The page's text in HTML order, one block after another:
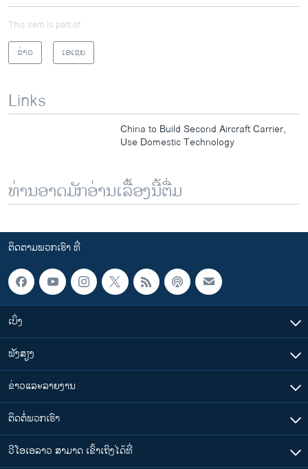
This item is part of
ຂ່າວ
ເອເຊຍ
Links
China to Build Second Aircraft Carrier,
Use Domestic Technology
ທ່ານອາດມັກອ່ານເລື້ອງນີ້ຕື່ມ
ຕິດຕາມພວກເຮົາ ທີ່
ເບິ່ງ
ຟັງສຽງ
ຂ່າວແລະລາຍງານ
ຕິດຕໍ່ພວກເຮົາ
ວີໂອເອລາວ ສາມາດ ເຂົ້າເຖິງໄດ້ທີ່